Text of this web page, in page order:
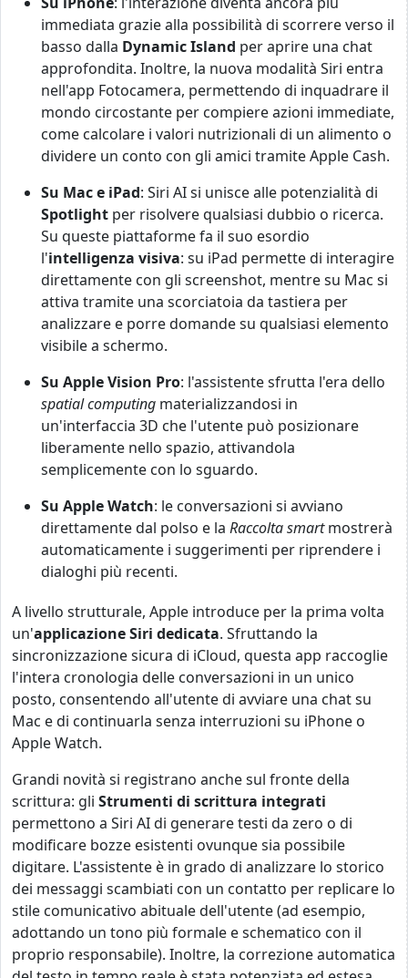
immediata grazie alla possibilità di scorrere verso il
basso dalla Dynamic Island per aprire una chat
approfondita. Inoltre, la nuova modalità Siri entra
nell'app Fotocamera, permettendo di inquadrare il
mondo circostante per compiere azioni immediate,
come calcolare i valori nutrizionali di un alimento o
dividere un conto con gli amici tramite Apple Cash.
Su Mac e iPad: Siri AI si unisce alle potenzialità di
Spotlight per risolvere qualsiasi dubbio o ricerca.
Su queste piattaforme fa il suo esordio
l'intelligenza visiva: su iPad permette di interagire
direttamente con gli screenshot, mentre su Mac si
attiva tramite una scorciatoia da tastiera per
analizzare e porre domande su qualsiasi elemento
visibile a schermo.
Su Apple Vision Pro: l'assistente sfrutta l'era dello
spatial computing materializzandosi in
un'interfaccia 3D che l'utente può posizionare
liberamente nello spazio, attivandola
semplicemente con lo sguardo.
Su Apple Watch: le conversazioni si avviano
direttamente dal polso e la Raccolta smartmostrerà
automaticamente i suggerimenti per riprendere i
dialoghi più recenti.
A livello strutturale, Apple introduce per la prima volta
un'applicazione Siri dedicata. Sfruttando la
sincronizzazione sicura di iCloud, questa app raccoglie
l'intera cronologia delle conversazioni in un unico
posto, consentendo all'utente di avviare una chat su
Mac e di continuarla senza interruzioni su iPhone o
Apple Watch.
Grandi novità si registrano anche sul fronte della
scrittura: gli Strumenti di scrittura integrati
permettono a Siri AI di generare testi da zero o di
modificare bozze esistenti ovunque sia possibile
digitare. L'assistente è in grado di analizzare lo storico
dei messaggi scambiati con un contatto per replicare lo
stile comunicativo abituale dell'utente (ad esempio,
adottando un tono più formale e schematico con il
proprio responsabile). Inoltre, la correzione automatica